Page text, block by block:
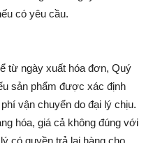
có yêu cầu.
từ ngày xuất hóa đơn, Quý
sản phẩm được xác định
vận chuyển do đại lý chịu.
hóa, giá cả không đúng với